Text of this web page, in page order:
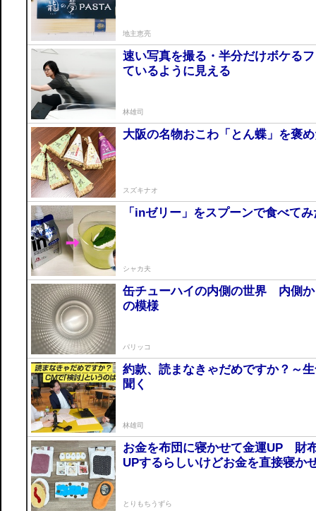
地主恵亮
速い写真を撮る・半分だけボケる
ているように見える
林雄司
大阪の名物おこわ「とん蝶」を褒
スズキナオ
「inゼリー」をスプーンで食べて
シャカ夫
缶チューハイの内側の世界 内側
の模様
パリッコ
約款、読まなきゃだめですか？～
聞く
林雄司
お金を布団に寝かせて金運UP 財
UPするらしいけどお金を直接寝か
とりもちうずら